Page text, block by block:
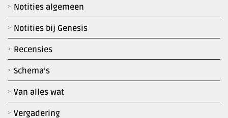
Notities algemeen
Notities bij Genesis
Recensies
Schema’s
Van alles wat
Vergadering